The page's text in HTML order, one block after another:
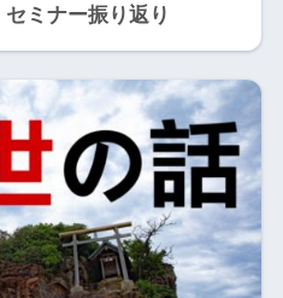
ミナー振り返り